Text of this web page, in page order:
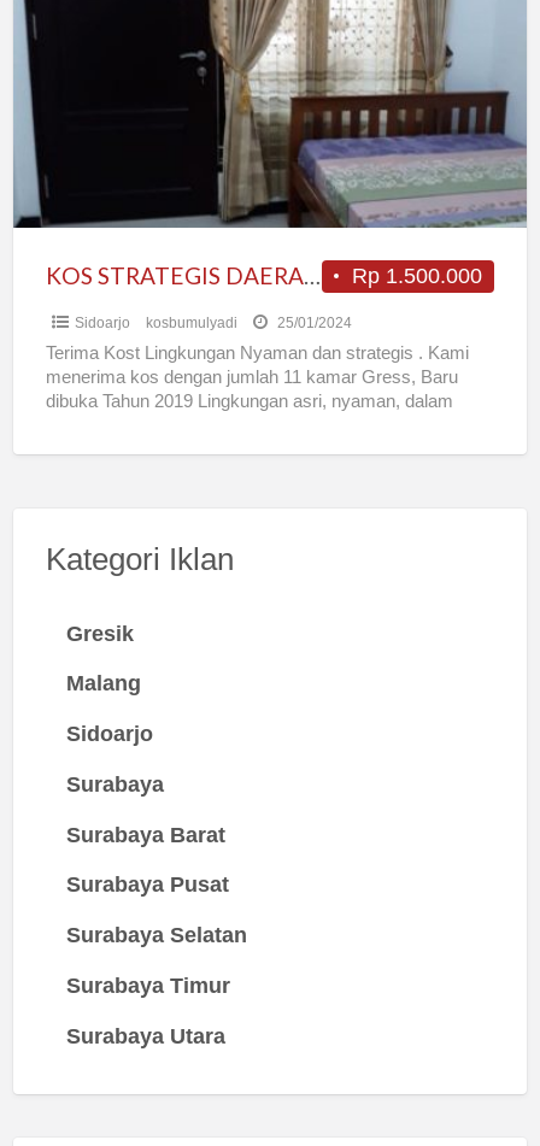
STRATEGIS
DAERAH
WARU
SIDOARJO
Rp 1.500.000
KOS STRATEGIS DAERAH WARU SIDOARJO
Sidoarjo kosbumulyadi 25/01/2024
Terima Kost Lingkungan Nyaman dan strategis . Kami
menerima kos dengan jumlah 11 kamar Gress, Baru
dibuka Tahun 2019 Lingkungan asri, nyaman, dalam
Kategori Iklan
Gresik
Malang
Sidoarjo
Surabaya
Surabaya Barat
Surabaya Pusat
Surabaya Selatan
Surabaya Timur
Surabaya Utara